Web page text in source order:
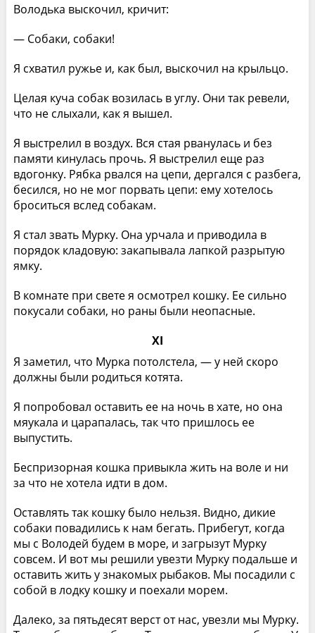
Володька выскочил, кричит:
— Собаки, собаки!
Я схватил ружье и, как был, выскочил на крыльцо.
Целая куча собак возилась в углу. Они так ревели,
что не слыхали, как я вышел.
Я выстрелил в воздух. Вся стая рванулась и без
памяти кинулась прочь. Я выстрелил еще раз
вдогонку. Рябка рвался на цепи, дергался с разбега,
бесился, но не мог порвать цепи: ему хотелось
броситься вслед собакам.
Я стал звать Мурку. Она урчала и приводила в
порядок кладовую: закапывала лапкой разрытую
ямку.
В комнате при свете я осмотрел кошку. Ее сильно
покусали собаки, но раны были неопасные.
XI
Я заметил, что Мурка потолстела, — у ней скоро
должны были родиться котята.
Я попробовал оставить ее на ночь в хате, но она
мяукала и царапалась, так что пришлось ее
выпустить.
Беспризорная кошка привыкла жить на воле и ни
за что не хотела идти в дом.
Оставлять так кошку было нельзя. Видно, дикие
собаки повадились к нам бегать. Прибегут, когда
мы с Володей будем в море, и загрызут Мурку
совсем. И вот мы решили увезти Мурку подальше и
оставить жить у знакомых рыбаков. Мы посадили с
собой в лодку кошку и поехали морем.
Далеко, за пятьдесят верст от нас, увезли мы Мурку.